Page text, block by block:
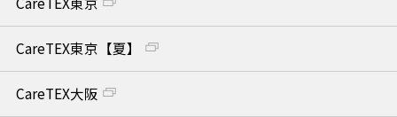
CareTEX東京【夏】
CareTEX大阪